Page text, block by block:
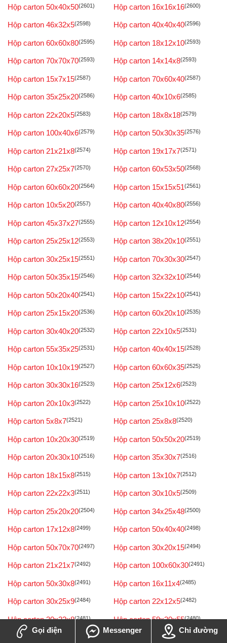
Hộp carton 50x40x50(2601) Hộp carton 16x16x16(2600)
Hộp carton 46x32x5(2598) Hộp carton 40x40x40(2596)
Hộp carton 60x60x80(2595) Hộp carton 18x12x10(2593)
Hộp carton 70x70x70(2593) Hộp carton 14x14x8(2593)
Hộp carton 15x7x15(2587) Hộp carton 70x60x40(2587)
Hộp carton 35x25x20(2586) Hộp carton 40x10x6(2585)
Hộp carton 22x20x5(2583) Hộp carton 18x8x18(2579)
Hộp carton 100x40x6(2579) Hộp carton 50x30x35(2576)
Hộp carton 21x21x8(2574) Hộp carton 19x17x7(2571)
Hộp carton 27x25x7(2570) Hộp carton 60x53x50(2568)
Hộp carton 60x60x20(2564) Hộp carton 15x15x51(2561)
Hộp carton 10x5x20(2557) Hộp carton 40x40x80(2556)
Hộp carton 45x37x27(2555) Hộp carton 12x10x12(2554)
Hộp carton 25x25x12(2553) Hộp carton 38x20x10(2551)
Hộp carton 30x25x15(2551) Hộp carton 70x30x30(2547)
Hộp carton 50x35x15(2546) Hộp carton 32x32x10(2544)
Hộp carton 50x20x40(2541) Hộp carton 15x22x10(2541)
Hộp carton 25x15x20(2536) Hộp carton 60x20x10(2535)
Hộp carton 30x40x20(2532) Hộp carton 22x10x5(2531)
Hộp carton 55x35x25(2531) Hộp carton 40x40x15(2528)
Hộp carton 10x10x19(2527) Hộp carton 60x60x35(2525)
Hộp carton 30x30x16(2523) Hộp carton 25x12x6(2523)
Hộp carton 20x10x3(2522) Hộp carton 25x10x10(2522)
Hộp carton 5x8x7(2521) Hộp carton 25x8x8(2520)
Hộp carton 10x20x30(2519) Hộp carton 50x50x20(2519)
Hộp carton 20x30x10(2516) Hộp carton 35x30x7(2516)
Hộp carton 18x15x8(2515) Hộp carton 13x10x7(2512)
Hộp carton 22x22x3(2511) Hộp carton 30x10x5(2509)
Hộp carton 25x20x20(2504) Hộp carton 34x25x48(2500)
Hộp carton 17x12x8(2499) Hộp carton 50x40x40(2498)
Hộp carton 50x70x70(2497) Hộp carton 30x20x15(2494)
Hộp carton 21x21x7(2492) Hộp carton 100x60x30(2491)
Hộp carton 50x30x8(2491) Hộp carton 16x11x4(2485)
Hộp carton 30x25x9(2484) Hộp carton 22x12x5(2482)
Hộp carton 30x22x8(2481) Hộp carton 59x30x55(2480)
Hộp carton 50x70x55 (2479) Hộp carton 20x15x12
Gọi điện Messenger Chỉ đường